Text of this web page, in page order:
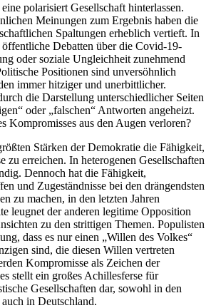
polarisiert Gesellschaft hinterlassen.
Meinungen zum Ergebnis haben die
Spaltungen erheblich vertieft. In
öffentliche Debatten über die Covid-19-
oder soziale Ungleichheit zunehmend
Positionen sind unversöhnlich
immer hitziger und unerbittlicher.
die Darstellung unterschiedlicher Seiten
oder „falschen“ Antworten angeheizt.
Kompromisses aus den Augen verloren?
Stärken der Demokratie die Fähigkeit,
zu erreichen. In heterogenen Gesellschaften
Dennoch hat die Fähigkeit,
und Zugeständnisse bei den drängendsten
zu machen, in den letzten Jahren
leugnet der anderen legitime Opposition
zu den strittigen Themen. Populisten
dass es nur einen „Willen des Volkes“
sind, die diesen Willen vertreten
Kompromisse als Zeichen der
stellt ein großes Achillesferse für
Gesellschaften dar, sowohl in den
in Deutschland.